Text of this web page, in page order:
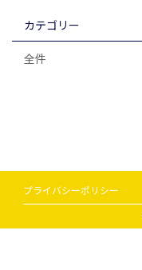
カテゴリー
全件
プライバシーポリシー